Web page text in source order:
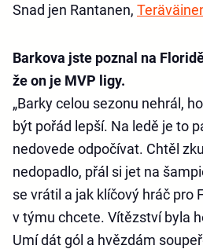
Snad jen Rantanen,
Barkova jste poznal na
že on je MVP ligy.
„Barky celou sezonu nehrál,
být pořád lepší. Na ledě je to
nedovede odpočívat. Chtěl
nedopadlo, přál si jet na
se vrátil a jak klíčový hráč pro
v týmu chcete. Vítězství byla
Umí dát gól a hvězdám